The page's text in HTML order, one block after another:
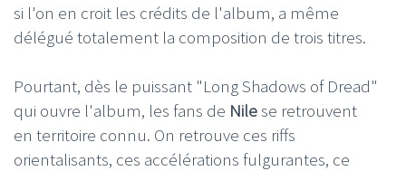
si l'on en croit les crédits de l'album, a même
délégué totalement la composition de trois titres.
Pourtant, dès le puissant "Long Shadows of Dread"
qui ouvre l'album, les fans de Nilese retrouvent
en territoire connu. On retrouve ces riffs
orientalisants, ces accélérations fulgurantes, ce